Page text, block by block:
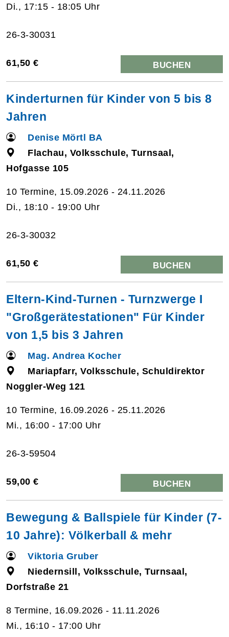
Di., 17:15 - 18:05 Uhr
26-3-30031
61,50 € BUCHEN
Kinderturnen für Kinder von 5 bis 8
Jahren
Denise Mörtl BA
Flachau, Volksschule, Turnsaal,
Hofgasse 105
10 Termine, 15.09.2026 - 24.11.2026
Di., 18:10 - 19:00 Uhr
26-3-30032
61,50 € BUCHEN
Eltern-Kind-Turnen - Turnzwerge I
"Großgerätestationen" Für Kinder
von 1,5 bis 3 Jahren
Mag. Andrea Kocher
Mariapfarr, Volksschule, Schuldirektor
Noggler-Weg 121
10 Termine, 16.09.2026 - 25.11.2026
Mi., 16:00 - 17:00 Uhr
26-3-59504
59,00 € BUCHEN
Bewegung & Ballspiele für Kinder (7-
10 Jahre): Völkerball & mehr
Viktoria Gruber
Niedernsill, Volksschule, Turnsaal,
Dorfstraße 21
8 Termine, 16.09.2026 - 11.11.2026
Mi., 16:10 - 17:00 Uhr